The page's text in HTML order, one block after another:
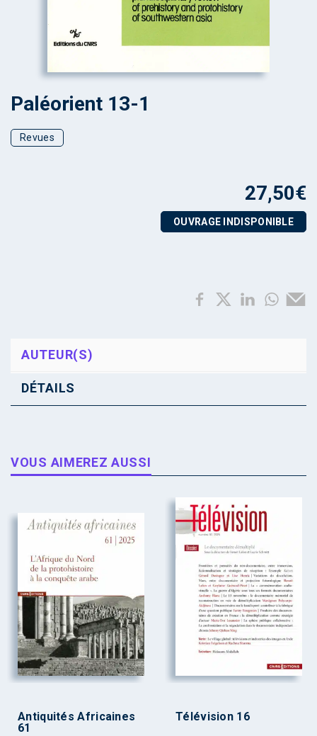
Paléorient 13-1
Revues
27,50€
OUVRAGE INDISPONIBLE
AUTEUR(S)
DÉTAILS
VOUS AIMEREZ AUSSI
Antiquités Africaines
61
Télévision 16